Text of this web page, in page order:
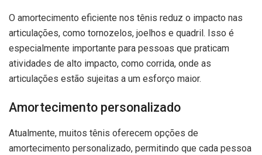
O amortecimento eficiente nos tênis reduz o impacto nas
articulações, como tornozelos, joelhos e quadril. Isso é
especialmente importante para pessoas que praticam
atividades de alto impacto, como corrida, onde as
articulações estão sujeitas a um esforço maior.
Amortecimento personalizado
Atualmente, muitos tênis oferecem opções de
amortecimento personalizado, permitindo que cada pessoa